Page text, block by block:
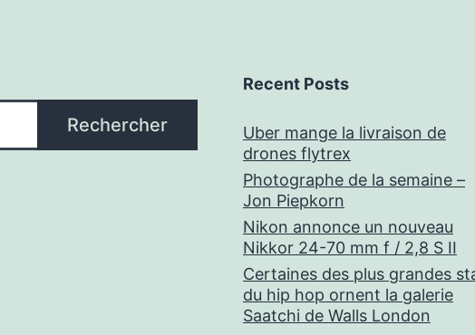
Rechercher
Recent Posts
Uber mange la livraison de
drones flytrex
Photographe de la semaine –
Jon Piepkorn
Nikon annonce un nouveau
Nikkor 24-70 mm f / 2,8 S II
Certaines des plus grandes
du hip hop ornent la galerie
Saatchi de Walls London